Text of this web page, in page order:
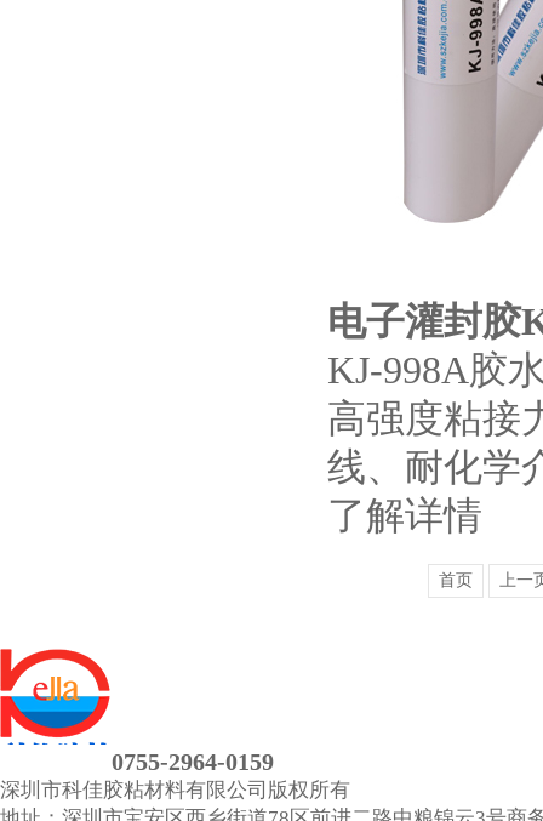
电子灌封胶
KJ-998A胶
高强度粘接
线、耐化学
了解详情
首页 上一
0755-2964-0159
深圳市科佳胶粘材料有限公司 版权所有